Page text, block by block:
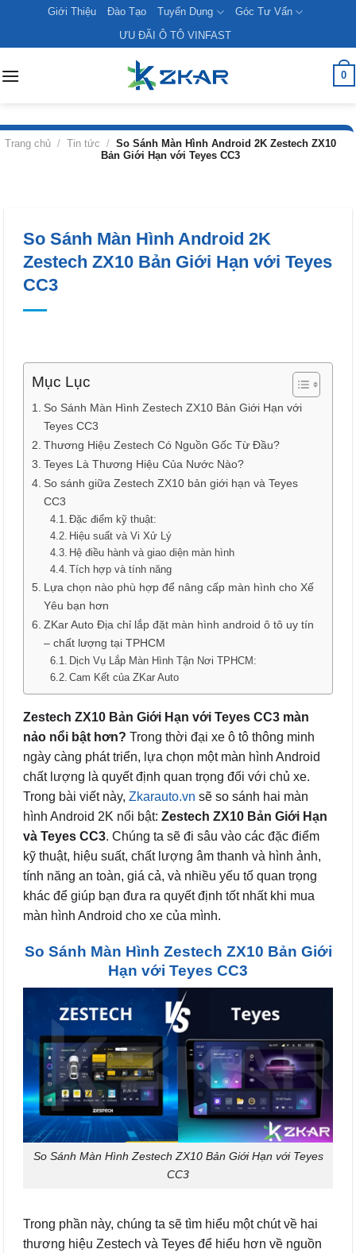
content
Giới Thiệu Đào Tạo Tuyển Dụng
Góc Tư Vấn
ƯU ĐÃI Ô TÔ VINFAST
0
Trang chủ / Tin tức / So Sánh Màn Hình Android 2K Zestech ZX10
Bản Giới Hạn với Teyes CC3
So Sánh Màn Hình Android 2K
Zestech ZX10 Bản Giới Hạn với Teyes
CC3
Mục Lục
So Sánh Màn Hình Zestech ZX10 Bản Giới Hạn với
Teyes CC3
Thương Hiệu Zestech Có Nguồn Gốc Từ Đầu?
Teyes Là Thương Hiệu Của Nước Nào?
So sánh giữa Zestech ZX10 bản giới hạn và Teyes
CC3
Đặc điểm kỹ thuật:
Hiệu suất và Vi Xử Lý
Hệ điều hành và giao diện màn hình
Tích hợp và tính năng
Lựa chọn nào phù hợp để nâng cấp màn hình cho Xế
Yêu bạn hơn
ZKar Auto Địa chỉ lắp đặt màn hình android ô tô uy tín
– chất lượng tại TPHCM
Dịch Vụ Lắp Màn Hình Tận Nơi TPHCM:
Cam Kết của ZKar Auto
Zestech ZX10 Bản Giới Hạn với Teyes CC3 màn
nảo nổi bật hơn? Trong thời đại xe ô tô thông minh
ngày càng phát triển, lựa chọn một màn hình Android
chất lượng là quyết định quan trọng đối với chủ xe.
Trong bài viết này, Zkarauto.vn sẽ so sánh hai màn
hình Android 2K nổi bật: Zestech ZX10 Bản Giới Hạn
và Teyes CC3. Chúng ta sẽ đi sâu vào các đặc điểm
kỹ thuật, hiệu suất, chất lượng âm thanh và hình ảnh,
tính năng an toàn, giá cả, và nhiều yếu tố quan trọng
khác để giúp bạn đưa ra quyết định tốt nhất khi mua
màn hình Android cho xe của mình.
So Sánh Màn Hình Zestech ZX10 Bản Giới
Hạn với Teyes CC3
So Sánh Màn Hình Zestech ZX10 Bản Giới Hạn với Teyes
CC3
Trong phần này, chúng ta sẽ tìm hiểu một chút về hai
thương hiệu Zestech và Teyes để hiểu hơn về nguồn